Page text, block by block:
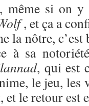
même si on
, et ça a
la nôtre,
à sa
, qui est
le jeu,
et le retour est